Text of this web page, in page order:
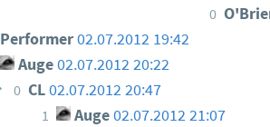
0
Performer02.07.2012 19:42
Auge02.07.2012 20:22
0 CL02.07.2012 20:47
1 Auge02.07.2012 21:07